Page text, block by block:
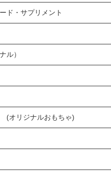
ド・サプリメント
ル）
(オリジナルおもちゃ)